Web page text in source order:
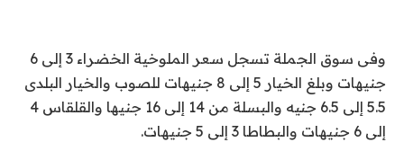
وفى سوق الجملة تسجل سعر الملوخية الخضراء 3 إلى 6
جنيهات وبلغ الخيار 5 إلى 8 جنيهات للصوب والخيار البلدى
5.5 إلى 6.5 جنيه والبسلة من 14 إلى 16 جنيها والقلقاس 4
إلى 6 جنيهات والبطاطا 3 إلى 5 جنيهات
.